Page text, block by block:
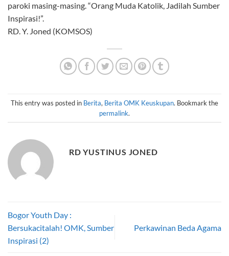
paroki masing-masing. “Orang Muda Katolik, Jadilah Sumber
Inspirasi!”.
RD. Y. Joned (KOMSOS)
This entry was posted in Berita, Berita OMK Keuskupan. Bookmark the
permalink.
RD YUSTINUS JONED
Bogor Youth Day :
Bersukacitalah! OMK, Sumber
Inspirasi (2)
Perkawinan Beda Agama